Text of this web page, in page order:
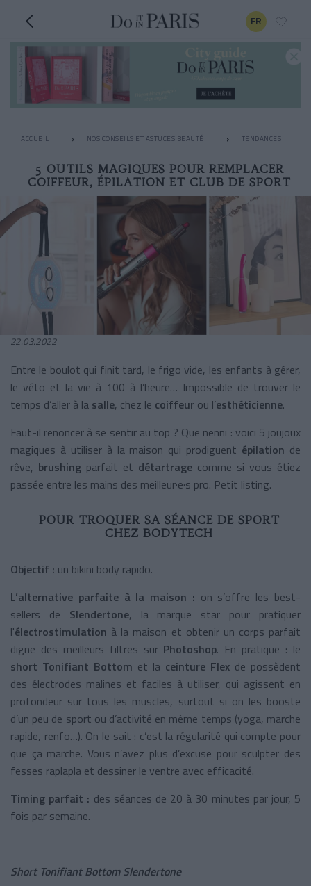
FR
ACCUEIL NOS CONSEILS ET ASTUCES BEAUTÉ TENDANCES
5 OUTILS MAGIQUES POUR REMPLACER
COIFFEUR, ÉPILATION ET CLUB DE SPORT
22.03.2022
Entre le boulot qui finit tard, le frigo vide, les enfants à gérer,
le véto et la vie à 100 à l’heure… Impossible de trouver le
temps d’aller à la salle, chez le coiffeur ou l’esthéticienne.
Faut-il renoncer à se sentir au top ? Que nenni : voici 5 joujoux
magiques à utiliser à la maison qui prodiguent épilation de
rêve, brushing parfait et détartrage comme si vous étiez
passée entre les mains des meilleur·e·s pro. Petit listing.
POUR TROQUER SA SÉANCE DE SPORT
CHEZ BODYTECH
Objectif : un bikini body rapido.
L’alternative parfaite à la maison : on s’offre les best-
sellers de Slendertone, la marque star pour pratiquer
l'électrostimulation à la maison et obtenir un corps parfait
digne des meilleurs filtres sur Photoshop. En pratique : le
short Tonifiant Bottom et la ceinture Flex de possèdent
des électrodes malines et faciles à utiliser, qui agissent en
profondeur sur tous les muscles, surtout si on les booste
d’un peu de sport ou d’activité en même temps (yoga, marche
rapide, renfo…). On le sait : c’est la régularité qui compte pour
que ça marche. Vous n’avez plus d’excuse pour sculpter des
fesses raplapla et dessiner le ventre avec efficacité.
Timing parfait : des séances de 20 à 30 minutes par jour, 5
fois par semaine.
Short Tonifiant Bottom Slendertone